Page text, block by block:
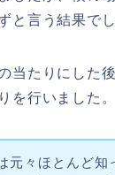
と言う結果でし
当たりにした
を行いました。
元々ほとんど知